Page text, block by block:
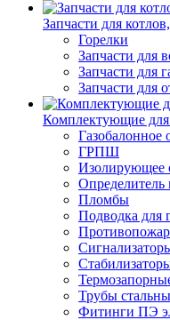
Запчасти для
Горелки
Запчасти для
Запчасти для
Запчасти для
Комплектующие для
Газобалонное
ГРПШ
Изолирующее
Определитель
Пломбы
Подводка для
Трубы
Фитинги ПЭ